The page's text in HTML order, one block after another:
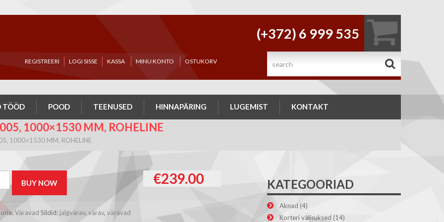
REGISTREERI LOGI SISSE KASSA MINU KONTO OSTUKORV
(+372) 6 999 535
TÖÖD POOD TEENUSED HINNAPÄRING LUGEMIST KONTAKT
1000×1530 MM, ROHELINE
1000×1530 MM, ROHELINE
€239.00
BUY NOW
Väravad Sildid: jalgvärav, värav, väravad
KATEGOORIAD
Aknad (4)
Korteri välisuksed (14)